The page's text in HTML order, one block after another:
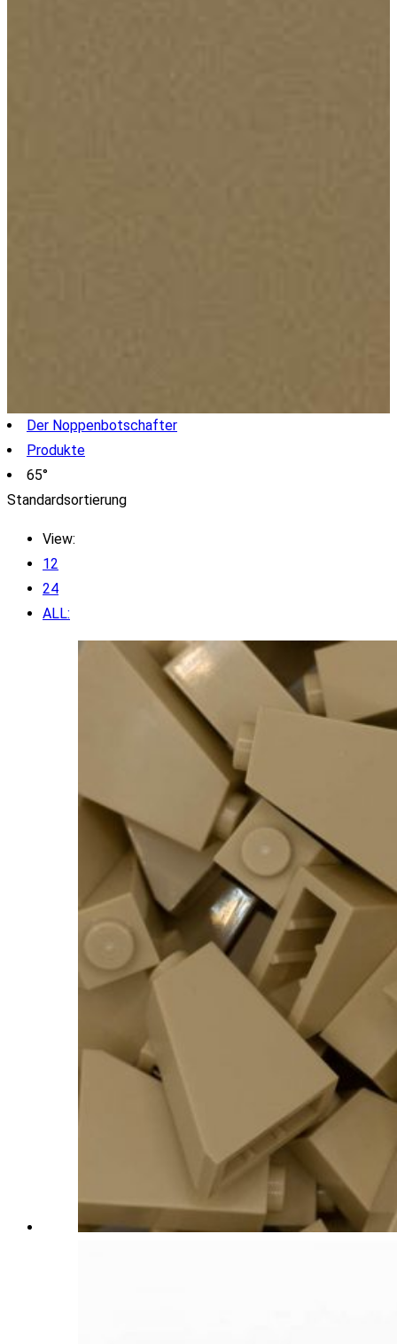
Der Noppenbotschafter
Produkte
65°
Standardsortierung
View:
12
24
ALL: